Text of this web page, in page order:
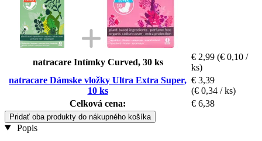
natracare Intímky Curved, 30 ks
€ 2,99 (€ 0,10 /
ks)
natracare Dámske vložky Ultra Extra Super,
10 ks
€ 3,39
(€ 0,34 / ks)
Celková cena:
€ 6,38
Pridať oba produkty do nákupného košíka
Popis